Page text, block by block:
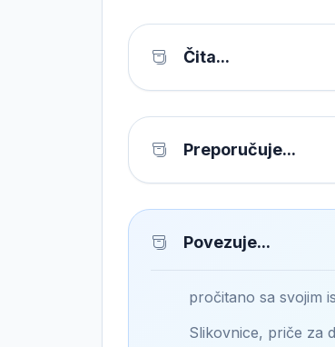
Čita...
Preporučuje...
Povezuje...
pročitano sa svojim
Slikovnice, priče za